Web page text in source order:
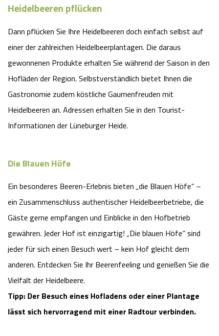
Heidelbeeren pflücken
Dann pflücken Sie Ihre Heidelbeeren doch einfach selbst auf
einer der zahlreichen Heidelbeerplantagen. Die daraus
gewonnenen Produkte erhalten Sie während der Saison in den
Hofläden der Region. Selbstverständlich bietet Ihnen die
Gastronomie zudem köstliche Gaumenfreuden mit
Heidelbeeren an. Adressen erhalten Sie in den Tourist-
Informationen der Lüneburger Heide.
Die Blauen Höfe
Ein besonderes Beeren-Erlebnis bieten „die Blauen Höfe“ –
ein Zusammenschluss authentischer Heidelbeerbetriebe, die
Gäste gerne empfangen und Einblicke in den Hofbetrieb
gewähren. Jeder Hof ist einzigartig! „Die blauen Höfe“ sind
jeder für sich einen Besuch wert – kein Hof gleicht dem
anderen. Entdecken Sie Ihr Beerenfeeling und genießen Sie die
Vielfalt der Heidelbeere.
Tipp: Der Besuch eines Hofladens oder einer Plantage
lässt sich hervorragend mit einer Radtour verbinden.